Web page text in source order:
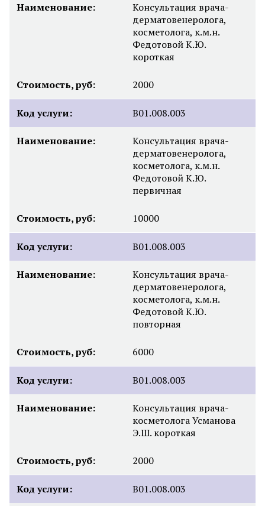
Наименование:
Консультация врача-
дерматовенеролога,
косметолога, к.м.н.
Федотовой К.Ю.
короткая
Стоимость, руб: 2000
Код услуги: B01.008.003
Наименование:
Консультация врача-
дерматовенеролога,
косметолога, к.м.н.
Федотовой К.Ю.
первичная
Стоимость, руб: 10000
Код услуги: B01.008.003
Наименование:
Консультация врача-
дерматовенеролога,
косметолога, к.м.н.
Федотовой К.Ю.
повторная
Стоимость, руб: 6000
Код услуги: B01.008.003
Наименование:
Консультация врача-
косметолога Усманова
Э.Ш. короткая
Стоимость, руб: 2000
Код услуги: B01.008.003